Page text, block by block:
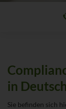
in
Sie befinden sich